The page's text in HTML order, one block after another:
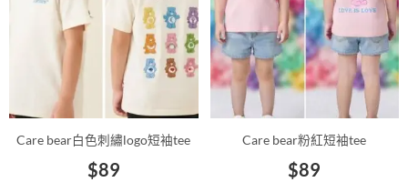
Care bear白色刺繡logo短袖tee
$89
式。
在
產
頁
面
Care bear粉紅短袖tee
$89
款
式。
可
在
頁
面